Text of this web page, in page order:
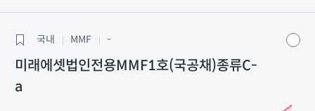
국내 MMF -
미래에셋법인전용MMF1호(국공채)종류C-
a